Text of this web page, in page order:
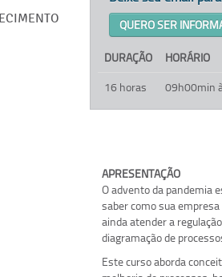
QUERO SER
DURAÇÃO
HORÁRIO
16 horas
09h00min
APRESENTAÇÃO
O advento da pandemia
saber como sua
ainda atender a
diagramação de
Este curso aborda